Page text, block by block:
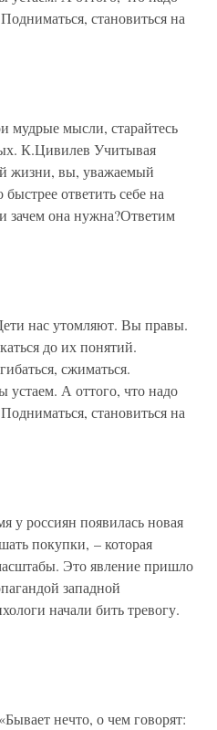
становиться на
мудрые мысли, старайтесь
К.Цивилев Учитывая
жизни, вы, уважаемый
ответить себе на
зачем она нужна?Ответим
нас утомляют. Вы правы.
до их понятий.
сжиматься.
устаем. А оттого, что надо
становиться на
у россиян появилась новая
покупки, – которая
Это явление пришло
западной
начали бить тревогу.
нечто, о чем говорят: